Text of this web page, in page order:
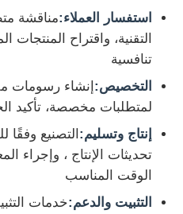
استفسار العملاء:مناقشة
التقنية، واقتراح المنتجات
تنافسية
التخصيص: إنشاء رسومات
لمتطلبات مخصصة، تأكيد
إنتاج وتسليم: التصنيع وفقًا
تحديثات الإنتاج ، وإجراء
الوقت المناسب
التثبيت والدعم:خدمات